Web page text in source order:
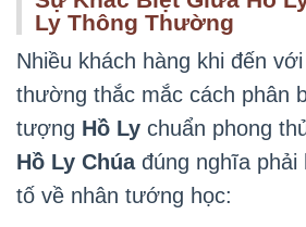
Ly Thông Thường
Nhiều khách hàng khi đến với
thường thắc mắc cách phân
tượng Hồ Ly chuẩn phong
Hồ Ly Chúađúng nghĩa phải
tố về nhân tướng học: